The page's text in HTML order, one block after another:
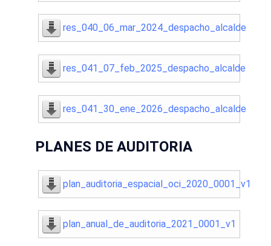
res_040_06_mar_2024_despacho_alcalde
res_041_07_feb_2025_despacho_alcalde
res_041_30_ene_2026_despacho_alcalde
PLANES DE AUDITORIA
plan_auditoria_espacial_oci_2020_0001_v1
plan_anual_de_auditoria_2021_0001_v1